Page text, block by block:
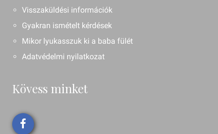
Visszaküldési információk
Gyakran ismételt kérdések
Mikor lyukasszuk ki a baba fülét
Adatvédelmi nyilatkozat
Kövess minket